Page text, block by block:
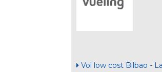
Vol low cost Bilbao -